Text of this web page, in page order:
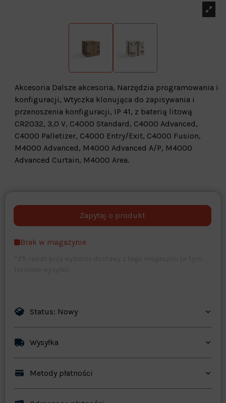
Akcesoria Dalsze akcesoria, Narzędzia programowania i
konfiguracji, Wtyczka klonująca do zapisywania i
przenoszenia konfiguracji, IP 41, z baterią litową
CR2032, 3,0 V, C4000 Standard, C4000 Advanced,
C4000 Palletizer, C4000 Entry/Exit, C4000 Fusion,
M4000 Advanced, M4000 Advanced A/P, M4000
Advanced Curtain, M4000 Area.
opcjonalne Maks. 250 znaków
Brak w magazynie
Status: Nowy
Wysyłka
Metody płatności